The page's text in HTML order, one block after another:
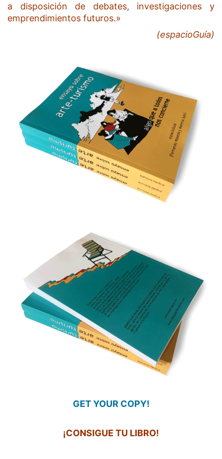
a disposición de debates, investigaciones y
emprendimientos futuros.»
(espacioGuía)
GET YOUR COPY!
¡CONSIGUE TU LIBRO!